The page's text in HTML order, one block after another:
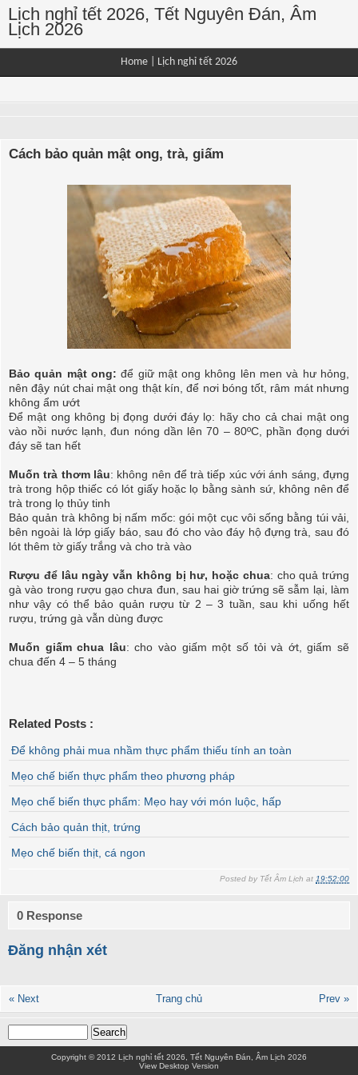
Lịch nghỉ tết 2026, Tết Nguyên Đán, Âm
Lịch 2026
Home Lịch nghỉ tết 2026
Cách bảo quản mật ong, trà, giấm
Bảo quản mật ong:để giữ mật ong không lên men và hư hỏng,
nên đậy nút chai mật ong thật kín, để nơi bóng tốt, râm mát nhưng
không ẩm ướt
Để mật ong không bị đọng dưới đáy lọ: hãy cho cả chai mật ong
vào nồi nước lạnh, đun nóng dần lên 70 – 80ºC, phần đọng dưới
đáy sẽ tan hết
Muốn trà thơm lâu: không nên để trà tiếp xúc với ánh sáng, đựng
trà trong hộp thiếc có lót giấy hoặc lọ bằng sành sứ, không nên để
trà trong lọ thủy tinh
Bảo quản trà không bị nấm mốc: gói một cục vôi sống bằng túi vải,
bên ngoài là lớp giấy báo, sau đó cho vào đáy hộ đựng trà, sau đó
lót thêm tờ giấy trắng và cho trà vào
Rượu để lâu ngày vẫn không bị hư, hoặc chua: cho quả trứng
gà vào trong rượu gạo chưa đun, sau hai giờ trứng sẽ sẫm lại, làm
như vậy có thể bảo quản rượu từ 2 – 3 tuần, sau khi uống hết
rượu, trứng gà vẫn dùng được
Muốn giấm chua lâu: cho vào giấm một số tỏi và ớt, giấm sẽ
chua đến 4 – 5 tháng
Related Posts :
Để không phải mua nhầm thực phẩm thiếu tính an toàn
Mẹo chế biến thực phẩm theo phương pháp
Mẹo chế biến thực phẩm: Mẹo hay với món luộc, hấp
Cách bảo quản thịt, trứng
Mẹo chế biến thịt, cá ngon
Posted by Tết Âm Lịch at 19:52:00
0 Response
Đăng nhận xét
« Next Prev »
Trang chủ
Copyright © 2012 Lịch nghỉ tết 2026, Tết Nguyên Đán, Âm Lịch 2026
View Desktop Version